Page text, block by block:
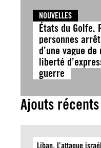
NOUVELLES
États du Golfe.
personnes
d’une vague
liberté
guerre
Ajouts récents
Liban. L’attaque